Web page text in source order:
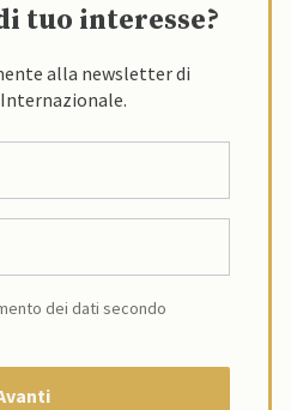
tuo interesse?
alla newsletter di
dei dati secondo